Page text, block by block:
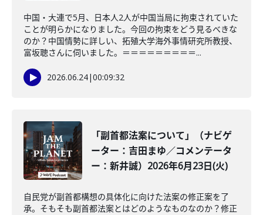
中国・大連で5月、日本人2人が中国当局に拘束されていた
ことが明らかになりました。今回の拘束をどう見るべきな
のか？中国情勢に詳しい、拓殖大学海外事情研究所教授、
富坂聰さんに伺いました。＝＝＝＝＝＝＝＝＝...
2026.06.24|00:09:32
「副首都法案について」（ナビゲ
ーター：吉田まゆ／コメンテータ
ー：新井誠）2026年6月23日(火)
自民党が副首都構想の具体化に向けた法案の修正案を了
承。そもそも副首都法案とはどのようなものなのか？修正